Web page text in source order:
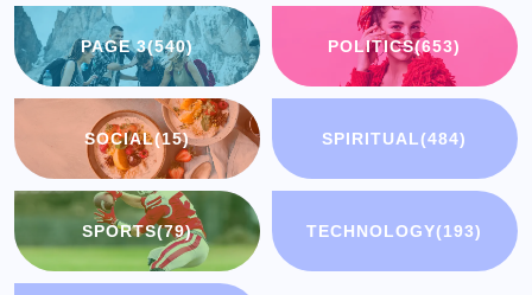
PAGE 3(540) POLITICS(653)
SOCIAL(15) SPIRITUAL(484)
SPORTS(79) TECHNOLOGY(193)